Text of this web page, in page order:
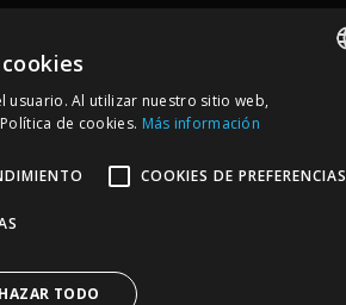
usuario. Al utilizar nuestro sitio web,
de cookies. Más información
COOKIES DE PREFERENCIAS
TODO